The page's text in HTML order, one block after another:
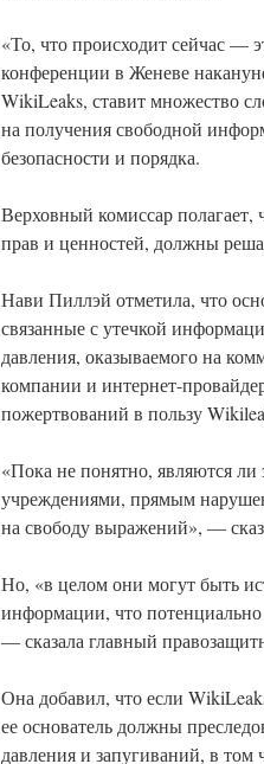
«То, что происходит сейчас —
конференции в Женеве
WikiLeaks, ставит множество
на получения свободной
безопасности и порядка.
Верховный комиссар
прав и ценностей, должны
Нави Пиллэй отметила, что
связанные с утечкой
давления, оказываемого на
компании и интернет-
пожертвований в пользу
«Пока не понятно, являются
учреждениями, прямым
на свободу выражений», —
Но, «в целом они могут быть
информации, что
— сказала главный
Она добавил, что если
ее основатель должны
давления и запугиваний, в том